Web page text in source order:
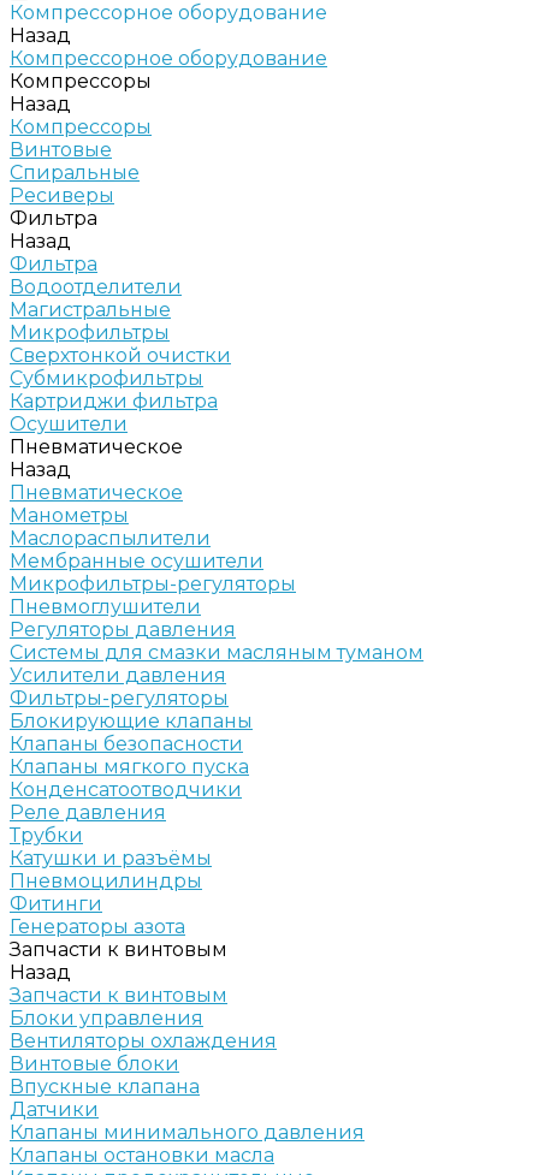
Компрессорное оборудование
Назад
Компрессорное оборудование
Компрессоры
Назад
Компрессоры
Винтовые
Спиральные
Ресиверы
Фильтра
Назад
Фильтра
Водоотделители
Магистральные
Микрофильтры
Сверхтонкой очистки
Субмикрофильтры
Картриджи фильтра
Осушители
Пневматическое
Назад
Пневматическое
Манометры
Маслораспылители
Мембранные осушители
Микрофильтры-регуляторы
Пневмоглушители
Регуляторы давления
Системы для смазки масляным туманом
Усилители давления
Фильтры-регуляторы
Блокирующие клапаны
Клапаны безопасности
Клапаны мягкого пуска
Конденсатоотводчики
Реле давления
Трубки
Катушки и разъёмы
Пневмоцилиндры
Фитинги
Генераторы азота
Запчасти к винтовым
Назад
Запчасти к винтовым
Блоки управления
Вентиляторы охлаждения
Винтовые блоки
Впускные клапана
Датчики
Клапаны минимального давления
Клапаны остановки масла